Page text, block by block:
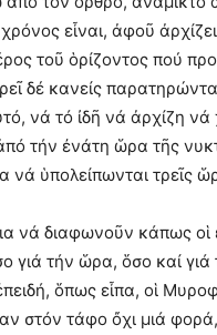
εἶναι, ἀφοῦ
τοῦ ὁρίζοντος πού
δέ κανείς
νά τό ἰδῆ νά ἀρχίζη νά
τήν ἐνάτη ὥρα τῆς
νά ὑπολείπωνται τρεῖς
νά διαφωνοῦν κάπως οἱ
γιά τήν ὥρα, ὅσο καί γιά
ὅπως εἶπα, οἱ
στόν τάφο ὄχι μιά